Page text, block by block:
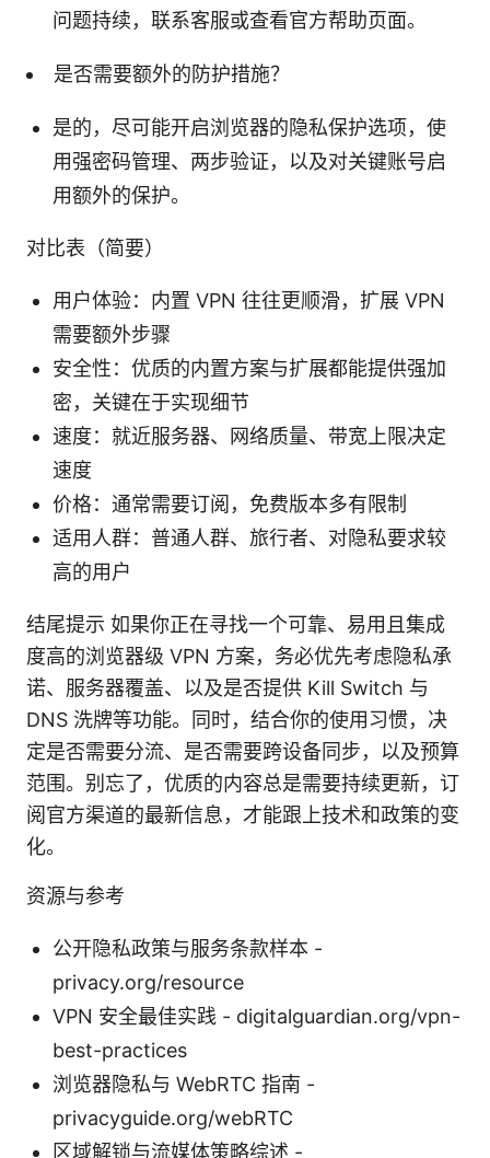
问题持续，联系客服或查看官方帮助页面。
是否需要额外的防护措施？
是的，尽可能开启浏览器的隐私保护选项，使
用强密码管理、两步验证，以及对关键账号启
用额外的保护。
对比表（简要）
用户体验：内置 VPN 往往更顺滑，扩展 VPN
需要额外步骤
安全性：优质的内置方案与扩展都能提供强加
密，关键在于实现细节
速度：就近服务器、网络质量、带宽上限决定
速度
价格：通常需要订阅，免费版本多有限制
适用人群：普通人群、旅行者、对隐私要求较
高的用户
结尾提示 如果你正在寻找一个可靠、易用且集成
度高的浏览器级 VPN 方案，务必优先考虑隐私承
诺、服务器覆盖、以及是否提供 Kill Switch 与
DNS 洗牌等功能。同时，结合你的使用习惯，决
定是否需要分流、是否需要跨设备同步，以及预算
范围。别忘了，优质的内容总是需要持续更新，订
阅官方渠道的最新信息，才能跟上技术和政策的变
化。
资源与参考
公开隐私政策与服务条款样本 -
privacy.org/resource
VPN 安全最佳实践 - digitalguardian.org/vpn-
best-practices
浏览器隐私与 WebRTC 指南 -
privacyguide.org/webRTC
区域解锁与流媒体策略综述 -